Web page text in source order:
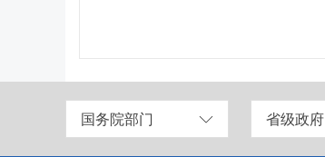
国务院部门 省级政府